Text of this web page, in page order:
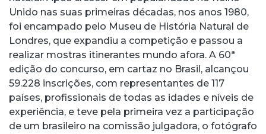
Unido nas suas primeiras décadas, nos anos 1980,
foi encampado pelo Museu de História Natural de
Londres, que expandiu a competição e passou a
realizar mostras itinerantes mundo afora. A 60ª
edição do concurso, em cartaz no Brasil, alcançou
59.228 inscrições, com representantes de 117
países, profissionais de todas as idades e níveis de
experiência, e teve pela primeira vez a participação
de um brasileiro na comissão julgadora, o fotógrafo